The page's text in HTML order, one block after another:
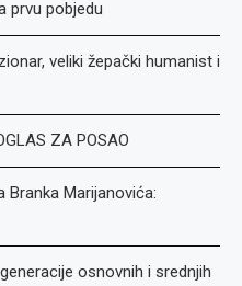
prvu pobjedu
veliki žepački humanist i
ZA POSAO
Branka Marijanovića:
osnovnih i srednjih